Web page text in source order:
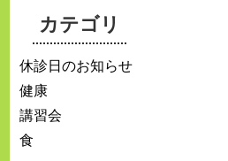
カテゴリ
休診日のお知らせ
健康
講習会
食